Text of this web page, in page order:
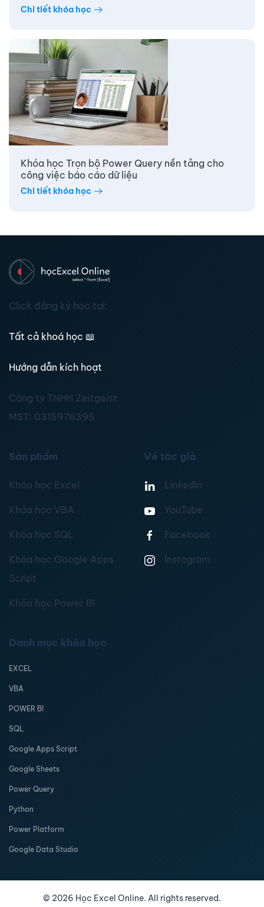
Chi tiết khóa học
Khóa học Trọn bộ Power Query nền tảng cho
công việc báo cáo dữ liệu
Chi tiết khóa học
Click đăng ký học tại:
Tất cả khoá học 📖
Hướng dẫn kích hoạt
Công ty TNHH Zeitgeist
MST: 0315976395
Sản phẩm
Khóa học Excel
Khóa học VBA
Khóa học SQL
Khóa học Google Apps
Script
Khóa học Power BI
Về tác giả
Linkedin
YouTube
Facebook
Instagram
Danh mục khóa học
EXCEL
VBA
POWER BI
SQL
Google Apps Script
Google Sheets
Power Query
Python
Power Platform
Google Data Studio
© 2026 Học Excel Online. All rights reserved.